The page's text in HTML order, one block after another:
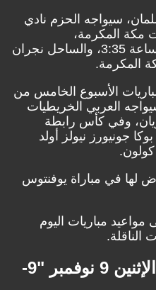
سيواجه الحزم نادي
بتوقيت مكة المكرمة،
وسيستضيف الجيل الشعلة الساعة 3:35، والساحل نجران
الأسبوع الخامس من
العربي الخريطيات
وفي كأس رابطة
جونيورز نيولز أولد
كولون.
لها في مباراة يوفنتوس
مباريات اليوم
مواعيد مباريات اليوم الإثنين 9 نوفمبر "9-